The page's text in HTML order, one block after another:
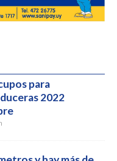
para
2022